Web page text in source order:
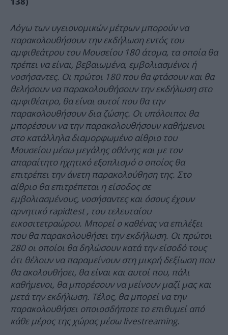
Λόγω των υγειονομικών μέτρων μπορούν να
παρακολουθήσουν την εκδήλωση εντός του
αμφιθεάτρου του Μουσείου 180 άτομα, τα οποία θα
πρέπει να είναι, βεβαιωμένα, εμβολιασμένοι ή
νοσήσαντες. Οι πρώτοι 180 που θα φτάσουν και θα
θελήσουν να παρακολουθήσουν την εκδήλωση στο
αμφιθέατρο, θα είναι αυτοί που θα την
παρακολουθήσουν δια ζώσης. Οι υπόλοιποι θα
μπορέσουν να την παρακολουθήσουν καθήμενοι
στο κατάλληλα διαμορφωμένο αίθριο του
Μουσείου μέσω μεγάλης οθόνης και με τον
απαραίτητο ηχητικό εξοπλισμό ο οποίος θα
επιτρέπει την άνετη παρακολούθηση της. Στο
αίθριο θα επιτρέπεται η είσοδος σε
εμβολιασμένους, νοσήσαντες και όσους έχουν
αρνητικό rapidtest , του τελευταίου
εικοσιτετραώρου. Μπορεί ο καθένας να επιλέξει
που θα παρακολουθήσει την εκδήλωση. Οι πρώτοι
280 οι οποίοι θα δηλώσουν κατά την είσοδό τους
ότι θέλουν να παραμείνουν στη μικρή δεξίωση που
θα ακολουθήσει, θα είναι και αυτοί που, πάλι
καθήμενοι, θα μπορέσουν να μείνουν μαζί μας και
μετά την εκδήλωση. Τέλος, θα μπορεί να την
παρακολουθήσει οποιοσδήποτε το επιθυμεί από
κάθε μέρος της χώρας μέσω livestreaming.